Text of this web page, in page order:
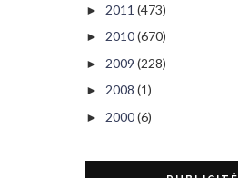
► 2011 (473)
► 2010(670)
► 2009 (228)
► 2008 (1)
► 2000(6)